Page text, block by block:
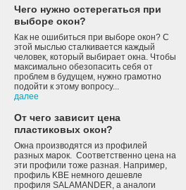
Чего нужно остерегаться при
выборе окон?
Как не ошибиться при выборе окон? С
этой мыслью сталкивается каждый
человек, который выбирает окна. Чтобы
максимально обезопасить себя от
проблем в будущем, нужно грамотно
подойти к этому вопросу...
далее
От чего зависит цена
пластиковых окон?
Окна производятся из профилей
разных марок. Соответственно цена на
эти профили тоже разная. Например,
профиль KBE немного дешевле
профиля SALAMANDER, а аналоги